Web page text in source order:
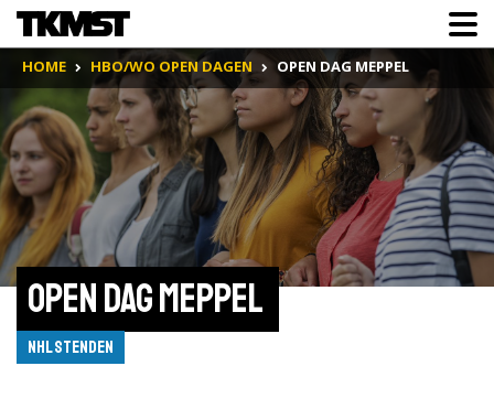
HOME HBO/WO OPEN DAGEN OPEN DAG MEPPEL
Open Dag Meppel
NHL Stenden